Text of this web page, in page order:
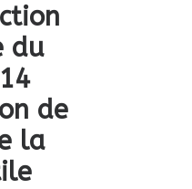
du
de
la